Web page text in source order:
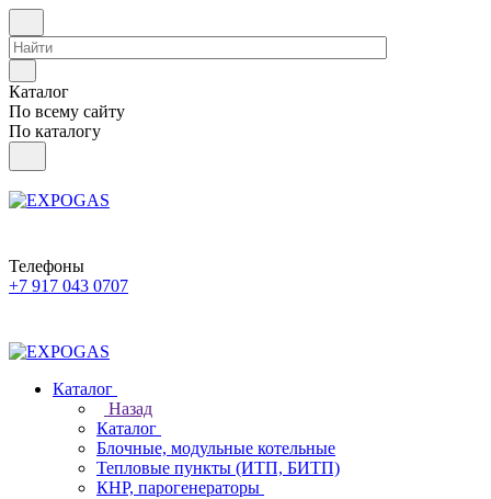
Каталог
По всему сайту
По каталогу
Телефоны
+7 917 043 0707
Каталог
Назад
Каталог
Блочные, модульные котельные
Тепловые пункты (ИТП, БИТП)
КНР, парогенераторы